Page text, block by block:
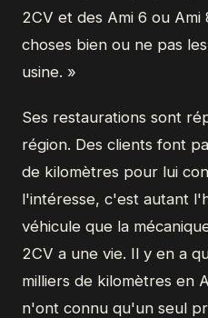
2CV et des Ami 6 ou
choses bien ou ne pas
usine. »
Ses restaurations sont
région. Des clients font
de kilomètres pour lui
l'intéresse, c'est autant
véhicule que la
2CV a une vie. Il y en a
milliers de kilomètres en
n'ont connu qu'un seul